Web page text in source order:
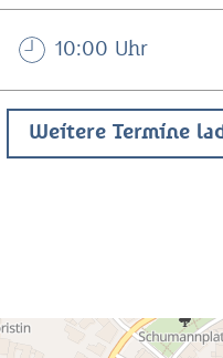
10:00 Uhr
Weitere Termine